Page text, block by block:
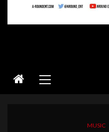
Menu
MUSIC